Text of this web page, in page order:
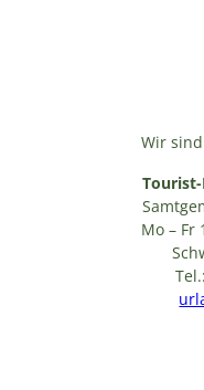
Wir
Mo – Fr